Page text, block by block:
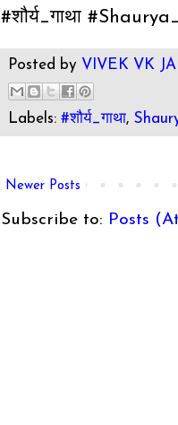
#शौर्य_गाथा
Posted by VIVEK VK
Labels:#शौर्य_गाथा,
Newer Posts
Subscribe to: Posts